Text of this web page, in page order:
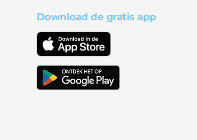
Download de gratis app